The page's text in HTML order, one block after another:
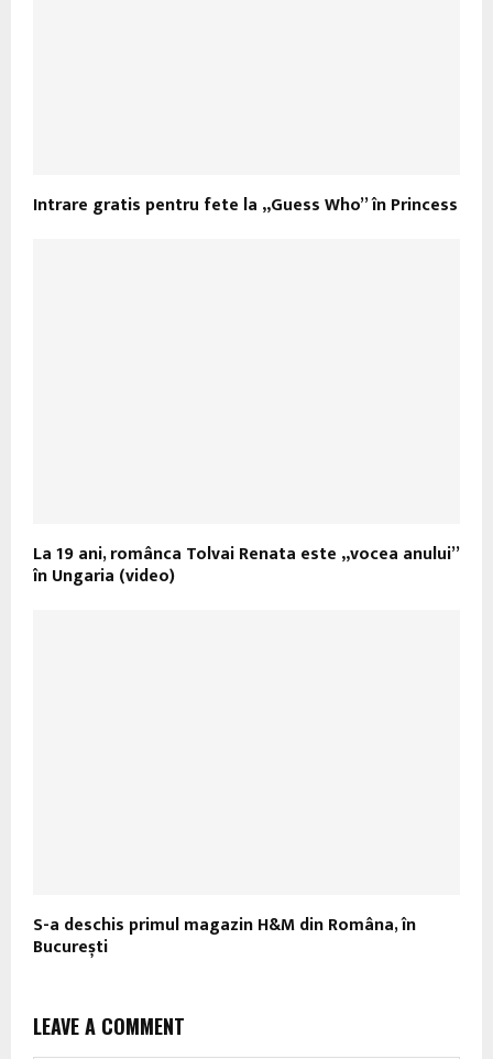
Intrare gratis pentru fete la „Guess Who” în Princess
La 19 ani, românca Tolvai Renata este „vocea anului”
în Ungaria (video)
S-a deschis primul magazin H&M din Româna, în
București
LEAVE A COMMENT